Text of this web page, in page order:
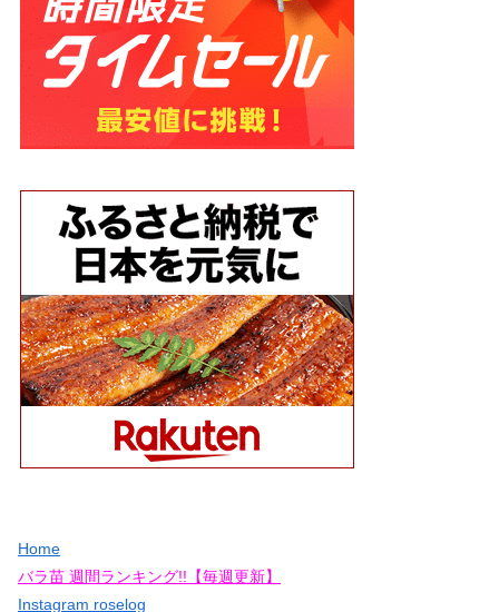
Home
バラ苗 週間ランキング!!【毎週更新】
Instagram roselog